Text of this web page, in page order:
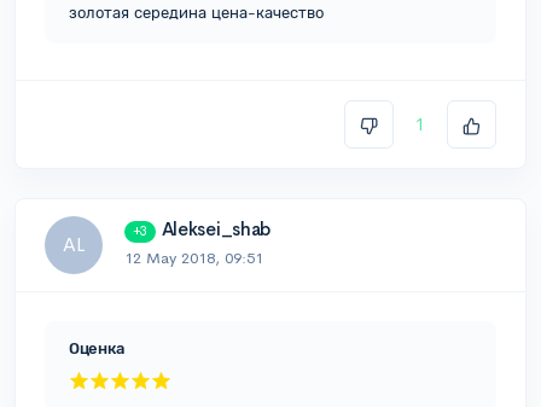
золотая середина цена-качество
1
AL
+3 Aleksei_shab
12 May 2018, 09:51
Оценка